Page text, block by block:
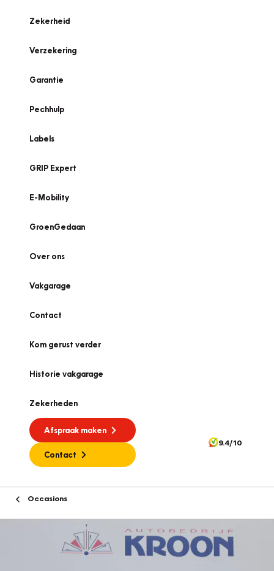
Zekerheid
Verzekering
Garantie
Pechhulp
Labels
GRIP Expert
E-Mobility
GroenGedaan
Over ons
Vakgarage
Contact
Kom gerust verder
Historie vakgarage
Zekerheden
Afspraak maken
Contact
9.4/10
Occasions